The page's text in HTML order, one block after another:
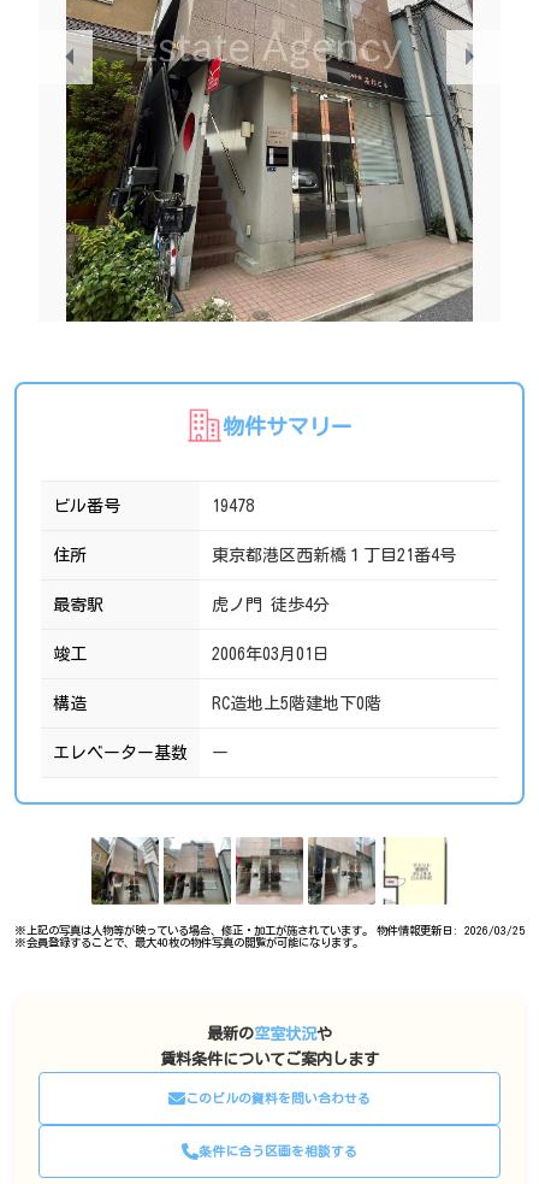
物件サマリー
ビル番号 19478
住所 東京都港区西新橋１丁目21番4号
最寄駅 虎ノ門 徒歩4分
竣工 2006年03月01日
構造 RC造地上5階建地下0階
エレベーター基数 ー
※上記の写真は人物等が映っている場合、修正・加工が施されています。
※会員登録することで、最大40枚の物件写真の閲覧が可能になります。
物件情報更新日: 2026/03/25
最新の空室状況や
賃料条件についてご案内します
このビルの資料を問い合わせる
条件に合う区画を相談する